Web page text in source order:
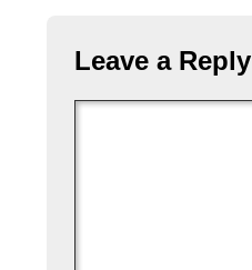
Leave a Reply